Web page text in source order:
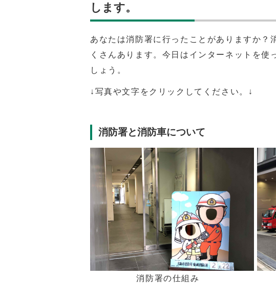
します。
あなたは消防署に行ったことがありますか？
くさんあります。今日はインターネットを使
しょう。
↓写真や文字をクリックしてください。↓
消防署と消防車について
消防署の仕組み